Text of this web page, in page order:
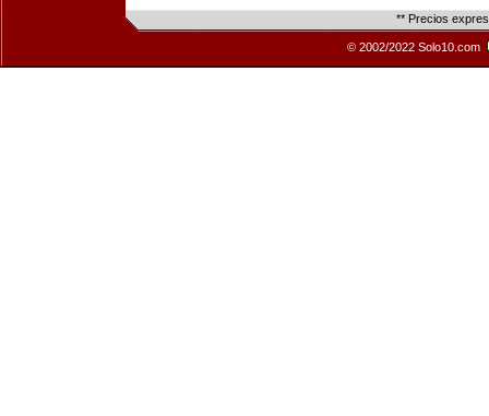
** Precios
© 2002/2022 Solo10.com